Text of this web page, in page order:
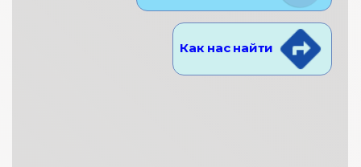
Как нас найти